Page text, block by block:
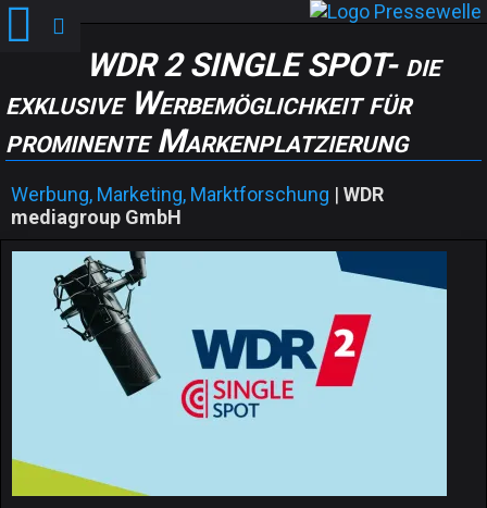
WDR 2 SINGLE SPOT- die
exklusive Werbemöglichkeit für
prominente Markenplatzierung
Werbung, Marketing, Marktforschung | WDR
mediagroup GmbH